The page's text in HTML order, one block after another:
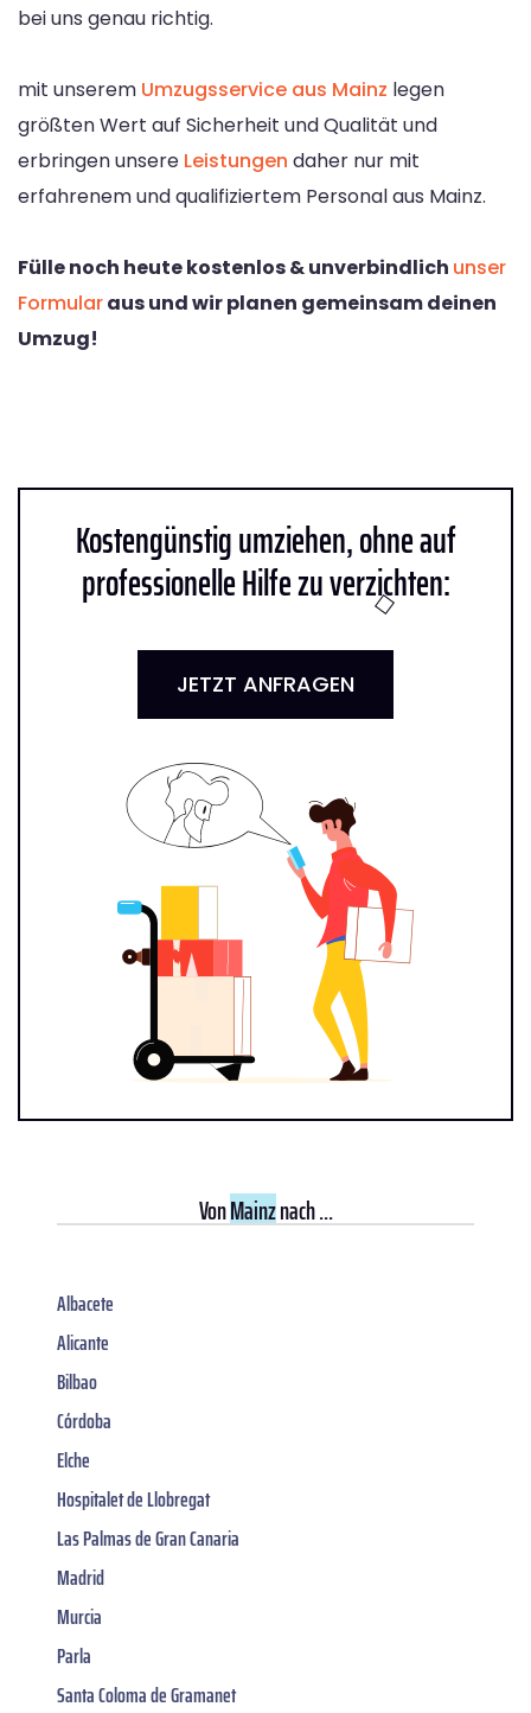
bei uns genau richtig.
mit unserem Umzugsservice aus Mainz legen
größten Wert auf Sicherheit und Qualität und
erbringen unsere Leistungen daher nur mit
erfahrenem und qualifiziertem Personal aus Mainz.
Fülle noch heute kostenlos & unverbindlich unser
Formularaus und wir planen gemeinsam deinen
Umzug!
Kostengünstig umziehen, ohne auf
professionelle Hilfe zu verzichten:
JETZT ANFRAGEN
VonMainznach ...
Albacete
Alicante
Bilbao
Córdoba
Elche
Hospitalet de Llobregat
Las Palmas de Gran Canaria
Madrid
Murcia
Parla
Santa Coloma de Gramanet